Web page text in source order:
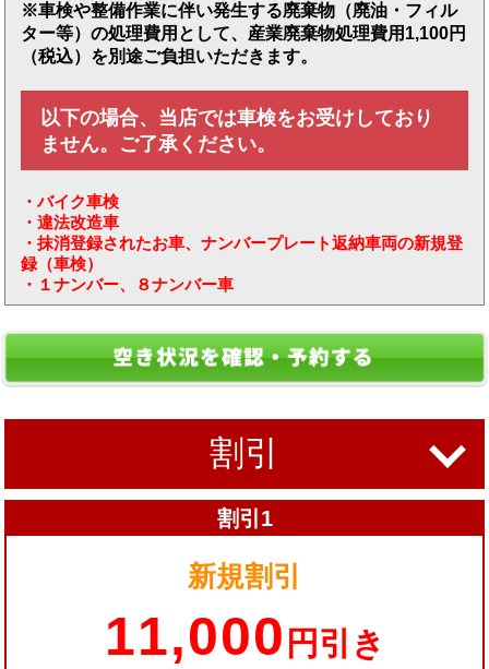
※車検や整備作業に伴い発生する廃棄物（廃油・フィル
ター等）の処理費用として、 産業廃棄物処理費用 1,100円
（税込）を別途ご負担いただきます。
以下の場合、当店では車検をお受けしており
ません。ご了承ください。
・バイク車検
・違法改造車
・抹消登録されたお車、ナンバープレート返納車両の新規登
録（車検）
・１ナンバー、８ナンバー車
割引
割引1
新規割引
11,000 円引き